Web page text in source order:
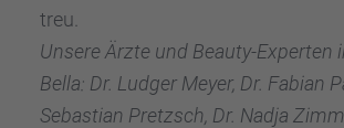
treu.
Unsere Ärzte und Beauty-Exper­ten
Bella: Dr. Ludger Meyer, Dr. Fabian
Sebas­tian Pretzsch, Dr. Nadja